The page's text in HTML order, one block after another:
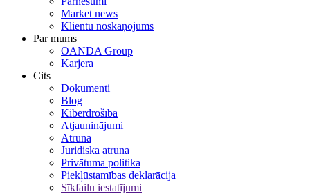
Market news
Klientu noskaņojums
Par mums
OANDA Group
Karjera
Cits
Dokumenti
Blog
Kiberdrošība
Atjauninājumi
Atruna
Juridiska atruna
Privātuma politika
Piekļūstamības deklarācija
Sīkfailu iestatījumi